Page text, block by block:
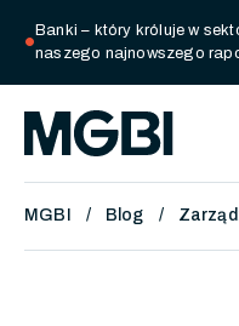
circle
Banki – który króluje w
naszego najnowszego
MGBI Blog